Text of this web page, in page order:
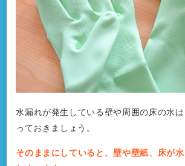
水漏れが発生している壁や周囲の床の水
っておきましょう。
そのままにしていると、壁や壁紙、床が